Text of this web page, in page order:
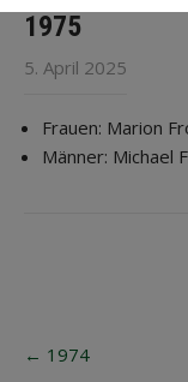
1975
5. April 2025
Frauen: Marion
Männer: Michael
navigation
← 1974